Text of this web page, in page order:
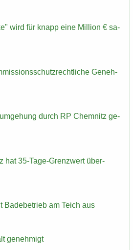
wird für knapp eine Mil­li­on € sa­
Ge­neh­
durch RP Chem­nitz ge­
hat 35-​Tage-Grenzwert über­
Ba­de­be­trieb am Teich aus
ge­neh­migt